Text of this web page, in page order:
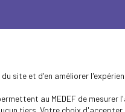
site et d'en améliorer
au MEDEF de
tiers. Votre choix